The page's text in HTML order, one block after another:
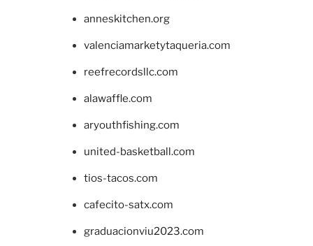
anneskitchen.org
valenciamarketytaqueria.com
reefrecordsllc.com
alawaffle.com
aryouthfishing.com
united-basketball.com
tios-tacos.com
cafecito-satx.com
graduacionviu2023.com